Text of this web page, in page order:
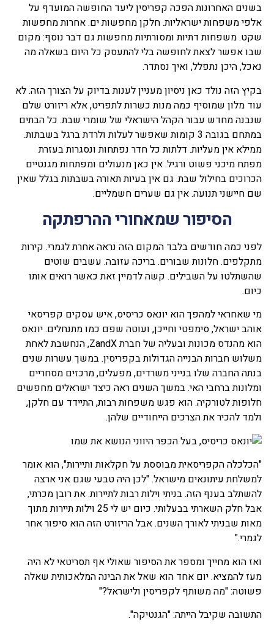
בשנים האחרונות הפכה קפריסין ליעד החופשה המועדף על
אלפי משפחות ישראליות. חלקן מחפשות ים. אחרות מחפשות
שקט. משפחות דתיות ומסורתיות מחפשות גם דבר נוסף: מקום
שבו אפשר לצאת לחופשה בלי להתעסק כל היום בשאלה מה
נאכל, היכן נתפלל, ואיך נסתדר.
בקיץ הזה נולד כאן ניסיון מעניין לענות בדיוק על הצורך הזה. לא
עוד מלון שמוסיף כמה מנות כשרות לתפריט, אלא ריזורט שלם
שנבנה מחדש עבור הקהל הישראלי של שומרי שבת. כל הבתים
במתחם בגובה 3 קומות שאפשר לעלות ולרדת ברגל בשבתות.
ממילא אין מעליות. דלתות כל חדר נפתחות ונסגרות בעזרת
מפתח מיכני פשוט ורגיל. אין כאן מנעולים ומפתחות מגנטיים
הכרוכים בחילול שבת. גם אין בעיות תאורה בשבתות בגלל שאין
שם חיישני תנועה. אין גם שערים חשמליים.
הסיפור שמאחורי ההרפתקה
לפני כמה חודשים בלבד המקום הזה נראה אחרת לגמרי. קירות
מתקלפים. חלונות שבורים. בריכה עזובה. עשבים שוטים
שהשתלטו על השבילים. קשה לדמיין זאת כאשר רואים אותו
כיום.
מי שאחראי למהפך הוא יונאס כריסיס, איש עסקים קפריסאי
אוהב ישראל, סימפטי וחייכן, ועוטה שפם כמו מתנחלים. יונאס
הוא מהנדס מכונות ובעליה של חברת ZandX, הנחשבת לאחת
משלוש חברות הבנייה הגדולות בקפריסין. במשך עשרות שנים
בנתה החברה שלו בנייני משרדים, מפעלים, מרכזים מסחריים
ומלונות ברחבי האי. במשך השנים ראה כיצד ישראלים מחפשים
חלופות לטורקיה. הוא פגש משפחות רבות, התיידד עם חלקן,
ולמד להכיר את הצרכים הייחודיים שלהן.
"הכלכלה הקפריסאית מבוססת על חקלאות ותיירות", הוא אומר
למשלחת עיתונאים מישראל. "לכן היה טבעי שגם אני ארצה
להשתלב בענף הזה. בניתי וילות רבות לתיירות. את רובן מכרתי,
אבל חלק השארתי בבעלותי. כיום יש לי 25 וילות תיירות מתוך
מאות שבניתי לאורך השנים. אבל הריזורט הזה הוא סיפור אחר
לגמרי."
ואז הוא מחייך ומספר את הסיפור שאולי אף תסריטאי לא היה
מעז להמציא. יום אחד הוא שאל את הבינה המלאכותית שאלה
פשוטה: "מה משותף לקפריסין ולישראל?"
התשובה שקיבל הייתה: "הגנטיקה".